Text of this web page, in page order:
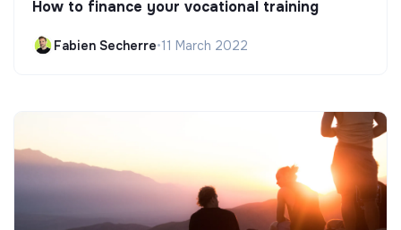
How to finance your vocational training
Fabien Secherre•11 March 2022